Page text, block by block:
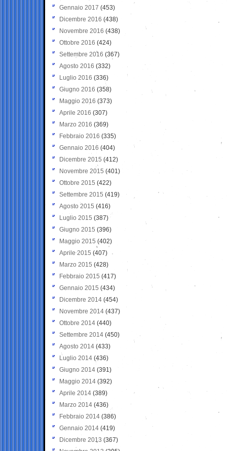
Gennaio 2017 (453)
Dicembre 2016 (438)
Novembre 2016 (438)
Ottobre 2016 (424)
Settembre 2016 (367)
Agosto 2016 (332)
Luglio 2016 (336)
Giugno 2016 (358)
Maggio 2016 (373)
Aprile 2016 (307)
Marzo 2016 (369)
Febbraio 2016 (335)
Gennaio 2016 (404)
Dicembre 2015 (412)
Novembre 2015 (401)
Ottobre 2015 (422)
Settembre 2015 (419)
Agosto 2015 (416)
Luglio 2015 (387)
Giugno 2015 (396)
Maggio 2015 (402)
Aprile 2015 (407)
Marzo 2015 (428)
Febbraio 2015 (417)
Gennaio 2015 (434)
Dicembre 2014 (454)
Novembre 2014 (437)
Ottobre 2014 (440)
Settembre 2014 (450)
Agosto 2014 (433)
Luglio 2014 (436)
Giugno 2014 (391)
Maggio 2014 (392)
Aprile 2014 (389)
Marzo 2014 (436)
Febbraio 2014 (386)
Gennaio 2014 (419)
Dicembre 2013 (367)